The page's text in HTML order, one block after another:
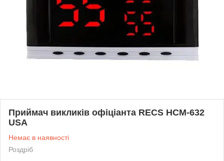
Приймач викликів офіціанта RECS HCM-632
USA
Немає в наявності
Роздріб